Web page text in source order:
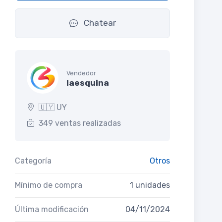
Chatear
Vendedor
laesquina
🇺🇾 UY
349 ventas realizadas
Categoría Otros
Mínimo de compra 1 unidades
Última modificación 04/11/2024